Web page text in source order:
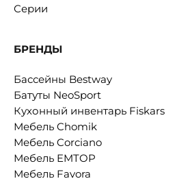
Серии
БРЕНДЫ
Бассейны Bestway
Батуты NeoSport
Кухонный инвентарь Fiskars
Мебель Chomik
Мебель Corciano
Мебель EMTOP
Мебель Favora